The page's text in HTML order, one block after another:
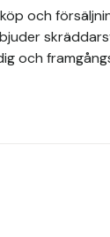
och
och